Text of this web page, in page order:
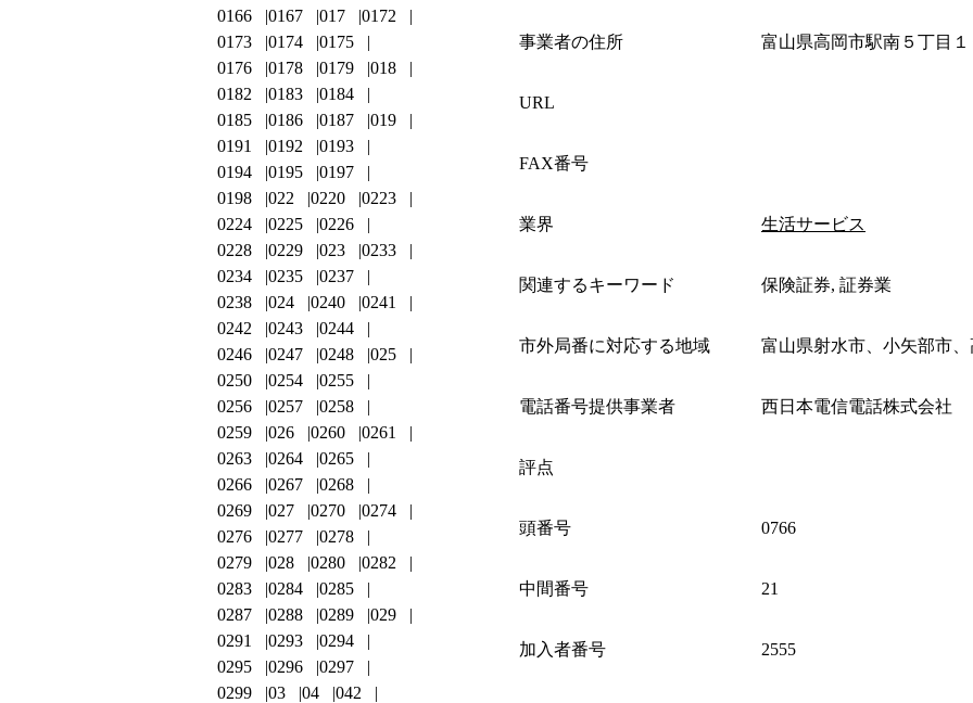
事業者の住所 富山県高岡市駅南５丁目１
URL
FAX番号
業界 生活サービス
関連するキーワード 保険証券, 証券業
市外局番に対応する地域 富山県射水市、小矢部市
電話番号提供事業者 西日本電信電話株式会社
評点
頭番号 0766
中間番号 21
加入者番号 2555
0166
0167 017
0172
0173
0174
0175
0176
0178 0179
018
0182
0183
0184
0185
0186 0187
019
0191
0192
0193
0194
0195
0197
0198
022 0220
0223
0224
0225
0226
0228
0229 023
0233
0234
0235
0237
0238
024 0240
0241
0242
0243
0244
0246
0247 0248
025
0250
0254
0255
0256
0257
0258
0259
026 0260
0261
0263
0264
0265
0266
0267
0268
0269
027 0270
0274
0276
0277
0278
0279
028 0280
0282
0283
0284
0285
0287
0288 0289
029
0291
0293
0294
0295
0296
0297
0299
03 04
042